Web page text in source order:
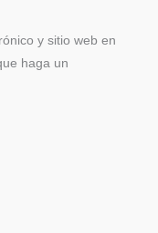
y sitio web en
haga un